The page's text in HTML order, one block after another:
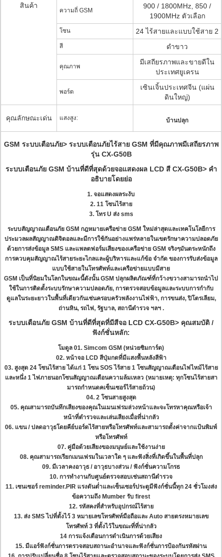
สินค้า
ความถี่ GSM
900 / 1800MHz, 850 /
1900MHz ตัวเลือก
โซน 24 ไร้สายและแบบใช้สาย 2
สี ดำขาว
คุณภาพ
มีเสถียรภาพและขายดีใน
ประเทศยูเครน
พอร์ต
เซินเจิ้นประเทศจีน (แผ่น
ดินใหญ่)
คุณลักษณะเด่น แสงสูง: บ้านปลุก
GSM ระบบเตือนภัย> ระบบเตือนภัยไร้สาย GSM ที่มีคุณภาพมีเสถียรภาพ
รุ่น CX-G50B
ระบบเตือนภัย GSM บ้านที่ดีที่สุดด้วยจอแสดงผล LCD สี CX-G50B> คำ
อธิบายโดยย่อ
1. จอแสดงผลระงับ
2. 11 โซนไร้สาย
3. โทร U ส่ง sms
ระบบสัญญาณเตือนภัย GSM กฎหมายเครือข่าย GSM ใหม่ล่าสุดและเทคโนโลยีการ
ประมวลผลสัญญาณดิจิตอลและมีการใช้กันอย่างแพร่หลายในเขตรักษาความปลอดภัย
ด้วยการส่งข้อมูล SMS และแพลตฟอร์มเสียงของเครือข่าย GSM จริงๆมันตระหนักถึง
การควบคุมสัญญาณไร้สายระยะไกลและผู้บริหารและแก้ข้อ จำกัด ของการรับส่งข้อมูล
แบบใช้สายในโทรศัพท์และเครือข่ายแบบมีสาย
GSM เป็นที่นิยมในโลกในขณะนี้ดังนั้น GSM ปลุกผลิตภัณฑ์ที่กว้างขวางสามารถนำไป
ใช้ในการติดตั้งระบบรักษาความปลอดภัย, การตรวจสอบข้อมูลและระบบการกำกับ
ดูแลในระยะยาวในพื้นที่เดียวกันเช่นครอบครัวพลังงานไฟฟ้า, การขนส่ง, ปิโตรเลียม,
ถ่านหิน, รถไฟ, รัฐบาล, สถานีตำรวจ ฯลฯ .
ระบบเตือนภัย GSM บ้านที่ดีที่สุดที่มีสีจอ LCD CX-G50B> คุณสมบัติ /
ฟังก์ชั่นหลัก:
โมดูล 01. Simcom GSM (หน่วยซิมการ์ด)
02. หน้าจอ LCD สีปุ่มกดที่มีแสงพื้นหลังสีฟ้า
03. สูงสุด 24 โซนไร้สาย ได้แก่ 1 โซน SOS ไร้สาย 1 โซนสัญญาณเตือนไฟไหม้ไร้สาย
และหนึ่ง 1 ไฟภายนอกโซนสัญญาณเตือนความล้มเหลว (หมายเหตุ: ทุกโซนไร้สายสา
มารถกําหนดคเซ็นเซอร์ไร้สายถ้วน)
04. 2 โซนสายสูงสุด
05. คุณสามารถบันทึกเสียงของคุณในเมนเฟรมล่วงหน้าและจะโทรหาคุณหรือเจ้า
หน้าที่ตำรวจและเล่นเสียงเมื่อที่น่ากลัว
06. แขน / ปลดอาวุธโดยคีย์บอร์ดไร้สายหรือโทรศัพท์และสามารถตั้งค่าจากแป้นพิมพ์
หรือโทรศัพท์
07. คู่มือด้วยเสียงของมนุษย์และใช้งานง่าย
08. คุณสามารถเรียกเมนเฟรมในเวลาใด ๆ และฟังสิ่งที่เกิดขึ้นในพื้นที่ปลุก
09. มีเวลาคงอาวุธ / อาวุธบางส่วน / ฟังก์ชั่นความโกรธ
10. การทำงานกับศูนย์ตรวจสอบเช่นสถานีตำรวจ
11. เซนเซอร์ reminder.PIR แรงดันต่ำและเซ็นเซอร์ประตูมีฟังก์ชั่นนี้ทุก 24 ชั่วโมงส่ง
ข้อความถึง Mumber รับ firest
12. รหัสคงที่สำหรับอุปกรณ์ไร้สาย
13. ส่ง SMS ไปที่ตั้งไว้ 3 หมายเลขโทรศัพท์มือถือและ Auto สายตรงหมายเลข
โทรศัพท์ 3 ที่ตั้งไว้ในขณะที่ที่น่ากลัว
14 การแจ้งเตือนการดำเนินการด้วยเสียง
15. มีแอร์ฟังก์ชั่นการตรวจสอบสถานะอำนาจและฟังก์ชั่นการป้องกันรหัสผ่าน